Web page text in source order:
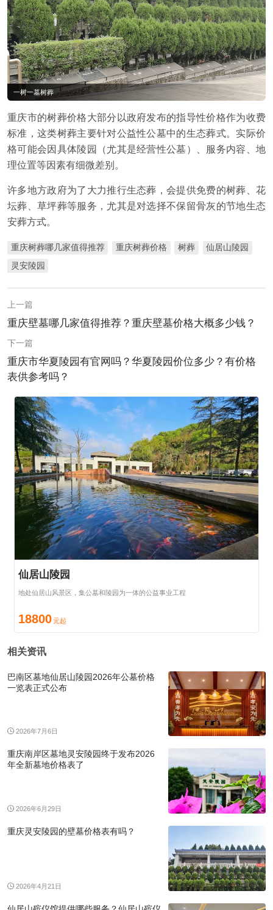
一树一墓树葬
重庆市的树葬价格大部分以政府发布的指导性价格作为收费
标准，这类树葬主要针对公益性公墓中的生态葬式。实际价
格可能会因具体陵园（尤其是经营性公墓）、服务内容、地
理位置等因素有细微差别。
许多地方政府为了大力推行生态葬，会提供免费的树葬、花
坛葬、草坪葬等服务，尤其是对选择不保留骨灰的节地生态
安葬方式。
重庆树葬哪几家值得推荐 重庆树葬价格 树葬
仙居山陵园
灵安陵园
上一篇
重庆壁墓哪几家值得推荐？重庆壁墓价格大概多少钱？
下一篇
重庆市华夏陵园有官网吗？华夏陵园价位多少？有价格
表供参考吗？
仙居山陵园
地处仙居山风景区，集公墓和陵园为一体的公益事业工程
18800
相关资讯
巴南区墓地仙居山陵园2026年公墓价格
一览表正式公布
2026年7月6日
重庆南岸区墓地灵安陵园终于发布2026
年全新墓地价格表了
2026年6月29日
重庆灵安陵园的壁墓价格表有吗？
2026年4月21日